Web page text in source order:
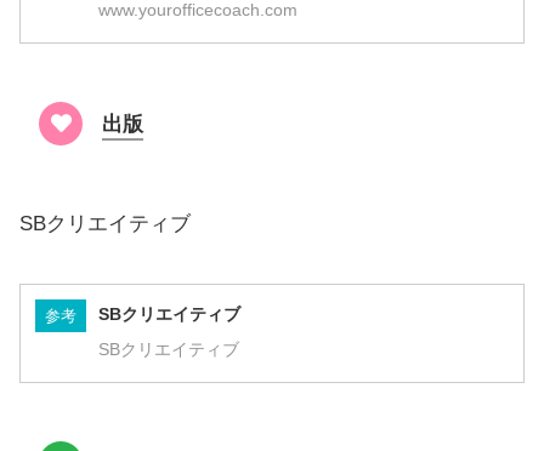
www.yourofficecoach.com
出版
SBクリエイティブ
参考 SBクリエイティブ
SBクリエイティブ